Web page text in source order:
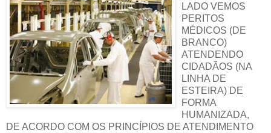
LADO VEMOS
PERITOS
MÉDICOS (DE
BRANCO)
ATENDENDO
CIDADÃOS (NA
LINHA DE
ESTEIRA) DE
FORMA
HUMANIZADA,
DE ACORDO COM OS PRINCÍPIOS DE ATENDIMENTO